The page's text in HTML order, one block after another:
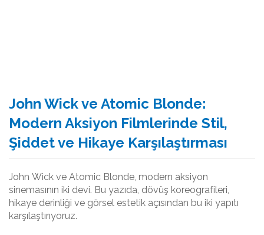
John Wick ve Atomic Blonde:
Modern Aksiyon Filmlerinde Stil,
Şiddet ve Hikaye Karşılaştırması
John Wick ve Atomic Blonde, modern aksiyon
sinemasının iki devi. Bu yazıda, dövüş koreografileri,
hikaye derinliği ve görsel estetik açısından bu iki yapıtı
karşılaştırıyoruz.